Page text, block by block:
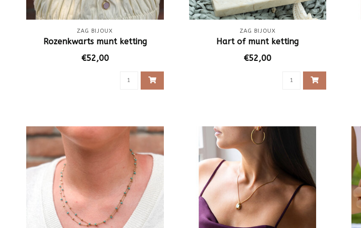
ZAG BIJOUX
Rozenkwarts munt ketting
€52,00
ZAG BIJOUX
Hart of munt ketting
€52,00